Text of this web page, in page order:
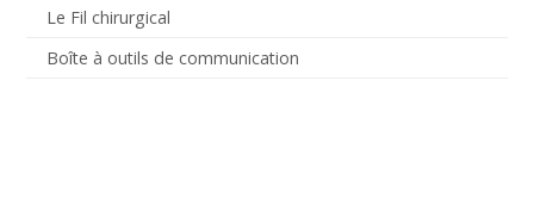
Le Fil chirurgical
Boîte à outils de communication